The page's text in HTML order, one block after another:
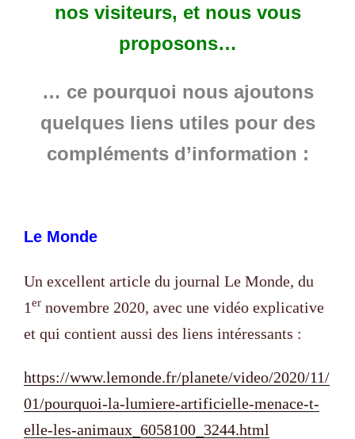
nos visiteurs, et nous vous
proposons…
… ce pourquoi nous ajoutons
quelques liens utiles pour des
compléments d’information :
Le Monde
Un excellent article du journal Le Monde, du
1er novembre 2020, avec une vidéo explicative
et qui contient aussi des liens intéressants :
https://www.lemonde.fr/planete/video/2020/11/
01/pourquoi-la-lumiere-artificielle-menace-t-
elle-les-animaux_6058100_3244.html